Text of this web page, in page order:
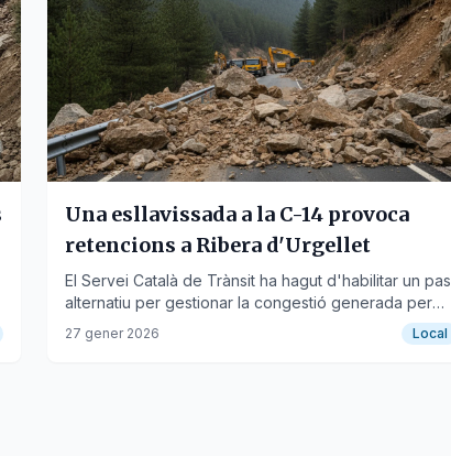
Una esllavissada a la C-14 provoca
retencions a Ribera d'Urgellet
El Servei Català de Trànsit ha hagut d'habilitar un pas
alternatiu per gestionar la congestió generada per
l'incident matinal.
27 gener 2026 Local